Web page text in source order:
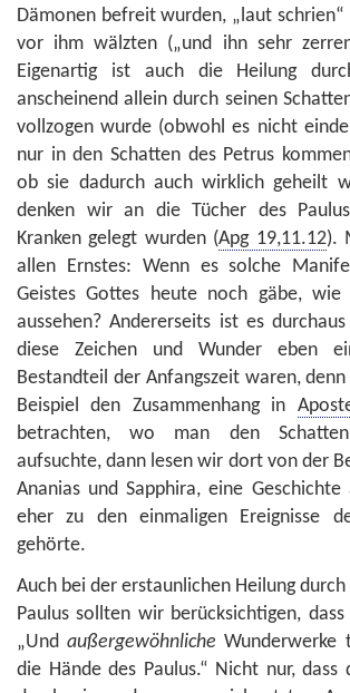
Dämonen befreit wurden, „laut schrien“
vor ihm wälzten („und ihn sehr
Eigenartig ist auch die Heilung
anscheinend allein durch seinen
vollzogen wurde (obwohl es nicht
nur in den Schatten des Petrus
ob sie dadurch auch wirklich geheilt
denken wir an die Tücher des
Kranken gelegt wurden (Apg 19,11.12).
allen Ernstes: Wenn es solche
Geistes Gottes heute noch gäbe, wie
aussehen? Andererseits ist es
diese Zeichen und Wunder eben
Bestandteil der Anfangszeit waren,
Beispiel den Zusammenhang in
betrachten, wo man den
aufsuchte, dann lesen wir dort von der
Ananias und Sapphira, eine
eher zu den einmaligen Ereignisse
gehörte.
Auch bei der erstaunlichen Heilung durch
Paulus sollten wir berücksichtigen,
„Undaußergewöhnliche Wunderwerke
die Hände des Paulus.“ Nicht nur, dass